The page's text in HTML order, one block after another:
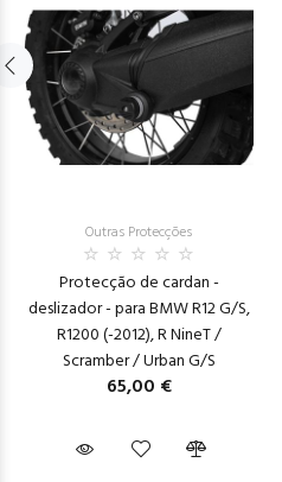
Outras Protecções
Protecção de cardan -
deslizador - para BMW R12 G/S,
R1200 (-2012), R NineT /
Scramber / Urban G/S
65,00 €